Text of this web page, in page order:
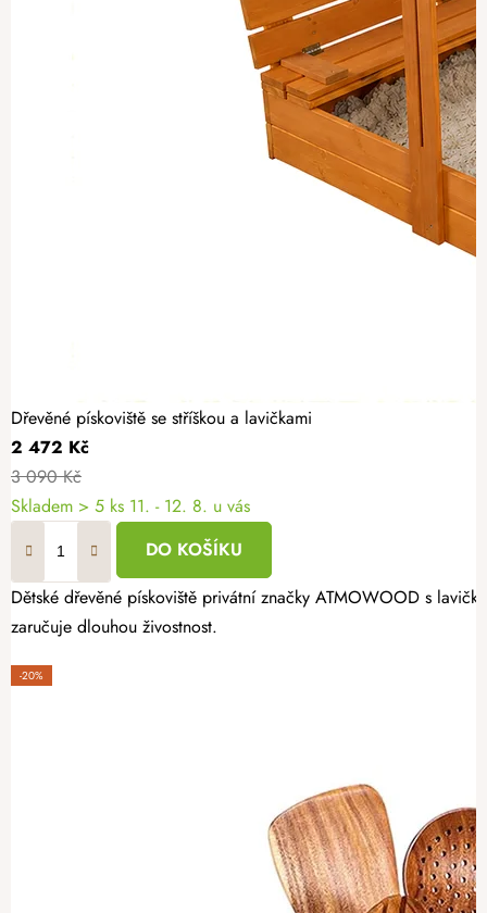
Dřevěné pískoviště se stříškou a lavičkami
2 472 Kč
3 090 Kč
Skladem > 5 ks 11. - 12. 8. u vás
DO KOŠÍKU
Dětské dřevěné pískoviště privátní značky ATMOWOOD s
zaručuje dlouhou živostnost.
-20%